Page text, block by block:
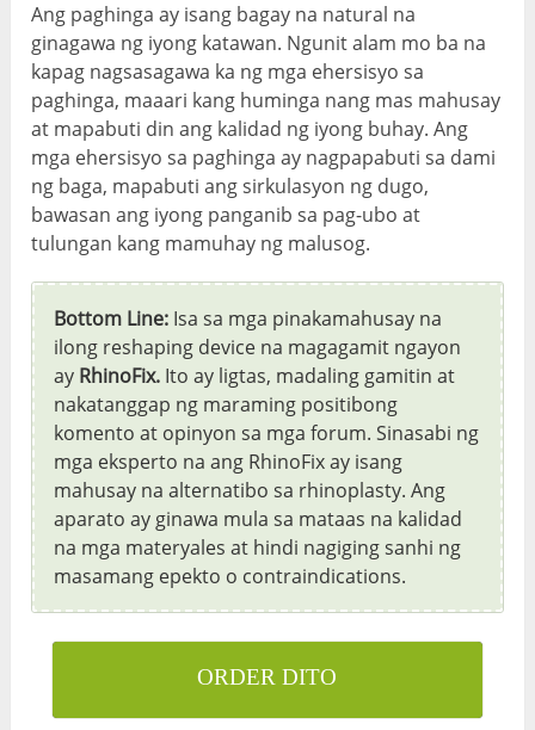
Ang paghinga ay isang bagay na natural na
ginagawa ng iyong katawan. Ngunit alam mo ba na
kapag nagsasagawa ka ng mga ehersisyo sa
paghinga, maaari kang huminga nang mas mahusay
at mapabuti din ang kalidad ng iyong buhay. Ang
mga ehersisyo sa paghinga ay nagpapabuti sa dami
ng baga, mapabuti ang sirkulasyon ng dugo,
bawasan ang iyong panganib sa pag-ubo at
tulungan kang mamuhay ng malusog.
Bottom Line: Isa sa mga pinakamahusay na
ilong reshaping device na magagamit ngayon
ay RhinoFix. Ito ay ligtas, madaling gamitin at
nakatanggap ng maraming positibong
komento at opinyon sa mga forum. Sinasabi ng
mga eksperto na ang RhinoFix ay isang
mahusay na alternatibo sa rhinoplasty. Ang
aparato ay ginawa mula sa mataas na kalidad
na mga materyales at hindi nagiging sanhi ng
masamang epekto o contraindications.
ORDER DITO